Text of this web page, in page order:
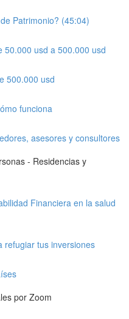
Patrimonio? (45:04)
50.000 usd a 500.000 usd
500.000 usd
funciona
asesores y consultores
- Residencias y
Financiera en la salud
refugiar tus inversiones
por Zoom